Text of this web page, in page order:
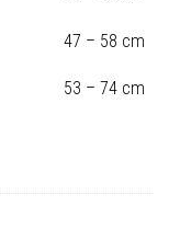
47 – 58 cm
53 – 74 cm